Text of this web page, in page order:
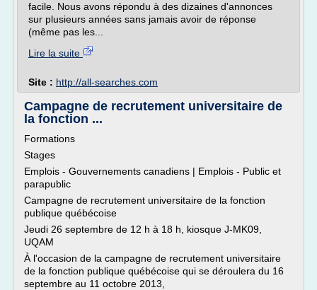
facile. Nous avons répondu à des dizaines d'annonces
sur plusieurs années sans jamais avoir de réponse
(même pas les...
Lire la suite
Site : http://all-searches.com
Campagne de recrutement universitaire de
la fonction ...
Formations
Stages
Emplois - Gouvernements canadiens | Emplois - Public et
parapublic
Campagne de recrutement universitaire de la fonction
publique québécoise
Jeudi 26 septembre de 12 h à 18 h, kiosque J-MK09,
UQAM
À l'occasion de la campagne de recrutement universitaire
de la fonction publique québécoise qui se déroulera du 16
septembre au 11 octobre 2013,